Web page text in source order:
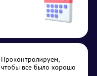
Проконтролируем,
чтобы все было хорошо